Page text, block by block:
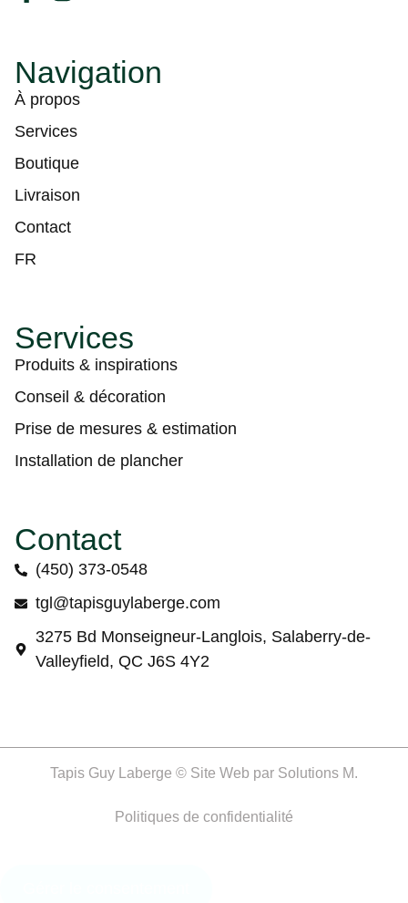
Navigation
À propos
Services
Boutique
Livraison
Contact
FR
Services
Produits & inspirations
Conseil & décoration
Prise de mesures & estimation
Installation de plancher
Contact
(450) 373-0548
tgl@tapisguylaberge.com
3275 Bd Monseigneur-Langlois, Salaberry-de-
Valleyfield, QC J6S 4Y2
Tapis Guy Laberge © Site Web par Solutions M.
Politiques de confidentialité